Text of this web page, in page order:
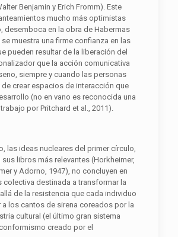
Benjamin y Erich Fromm). Este
mucho más optimistas
desemboca en la obra de Habermas
muestra una firme confianza en las
pueden resultar de la liberación del
que la acción comunicativa
siempre y cuando las personas
crear espacios de interacción que
(no en vano es reconocida una
por Pritchard et al., 2011).
las ideas nucleares del primer círculo,
libros más relevantes (Horkheimer,
y Adorno, 1947), no concluyen en
colectiva destinada a transformar la
de la resistencia que cada individuo
los cantos de sirena coreados por la
cultural (el último gran sistema
creado por el